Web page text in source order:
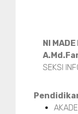
NI MADE
SEKSI